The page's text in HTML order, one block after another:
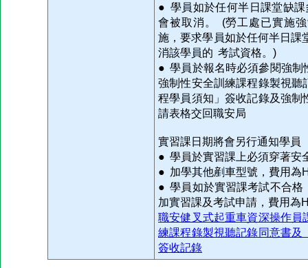
● 學員如於任何半日課堂缺
會被取消。 (勞工處已實施
施，要求學員如於任何半日課
消該學員的 考試資格。)
● 學員於報名時必須參閱強制
強制性安全訓練課程錄製視
程學員須知」簽收記錄及強
請表格交回職安局
實習課日期將會另行通知學員
● 學員於實習課上必須穿著安
● 加學其他剷車型號，費用為
● 學員如於實習課考試不合格
加實習課及考試申請，費用為
職安健叉式起重車資深操作
練課程錄製視聽記錄同意書
簽收記錄